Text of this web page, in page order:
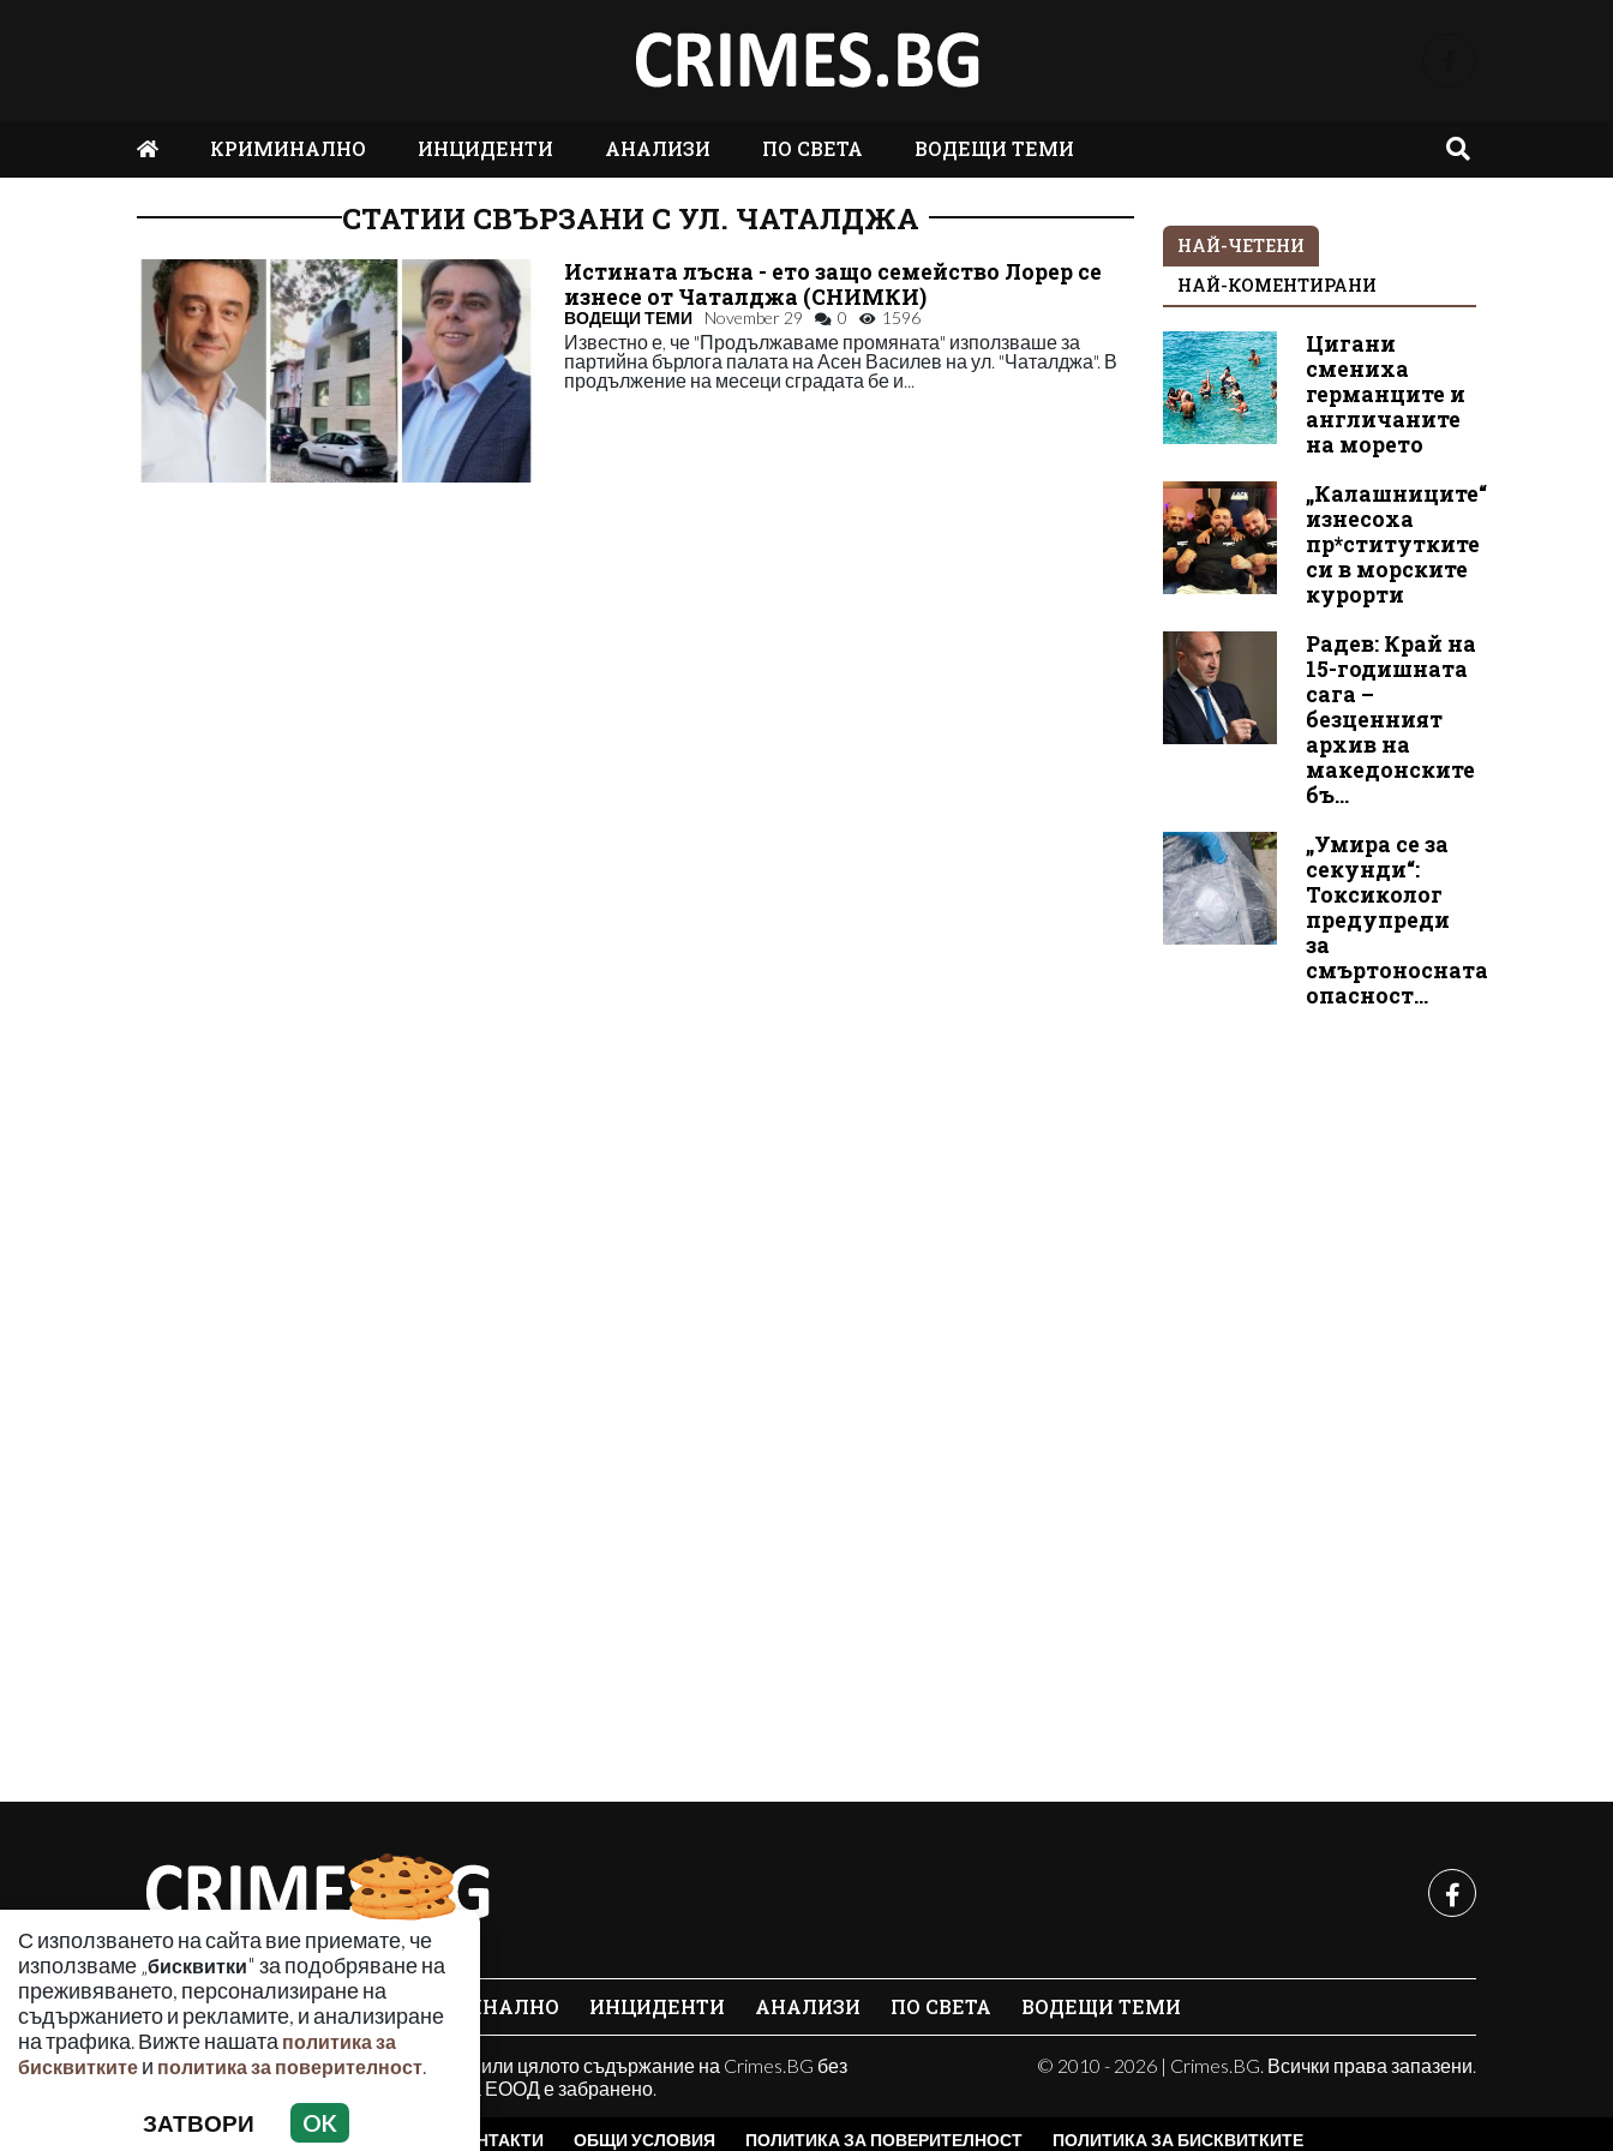
КРИМИНАЛНО ИНЦИДЕНТИ АНАЛИЗИ ПО СВЕТА ВОДЕЩИ ТЕМИ
СТАТИИ СВЪРЗАНИ С УЛ. ЧАТАЛДЖА
Истината лъсна - ето защо семейство Лорер се
изнесе от Чаталджа (СНИМКИ)
ВОДЕЩИ ТЕМИ November 29 0 1596
Известно е, че "Продължаваме промяната" използваше за
партийна бърлога палата на Асен Василев на ул. "Чаталджа". В
продължение на месеци сградата бе и...
НАЙ-ЧЕТЕНИ
НАЙ-КОМЕНТИРАНИ
Цигани
смениха
германците и
англичаните
на морето
„Калашниците“
изнесоха
пр*ститутките
си в морските
курорти
Радев: Край на
15-годишната
сага –
безценният
архив на
македонските
бъ...
„Умира се за
секунди“:
Токсиколог
предупреди
за
смъртоносната
опасност...
С използването на сайта вие приемате, че
използваме „бисквитки" за подобряване на
преживяването, персонализиране на
съдържанието и рекламите, и анализиране
на трафика. Вижте нашата политика за
бисквитките и политика за поверителност.
ЗАТВОРИ OK
КРИМИНАЛНО ИНЦИДЕНТИ АНАЛИЗИ ПО СВЕТА ВОДЕЩИ ТЕМИ
Използването и публикуването на част или цялото съдържание на Crimes.BG без
разрешение на Медийна група Асмара ЕООД е забранено.
© 2010 - 2026 | Crimes.BG. Всички права запазени.
РЕКЛАМА КОНТАКТИ ОБЩИ УСЛОВИЯ ПОЛИТИКА ЗА ПОВЕРИТЕЛНОСТ ПОЛИТИКА ЗА БИСКВИТКИТЕ